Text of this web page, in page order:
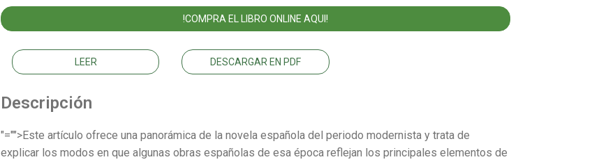
!COMPRA EL LIBRO ONLINE AQUI!
LEER DESCARGAR EN PDF
Descripción
"="">Este artículo ofrece una panorámica de la novela española del periodo modernista y trata de
explicar los modos en que algunas obras españolas de esa época reflejan los principales elementos de